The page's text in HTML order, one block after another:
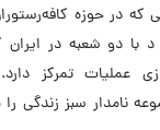
در حوزه کافه‌رستوران
با دو شعبه در ایران
عملیات تمرکز
نامدار سبز زندگی را